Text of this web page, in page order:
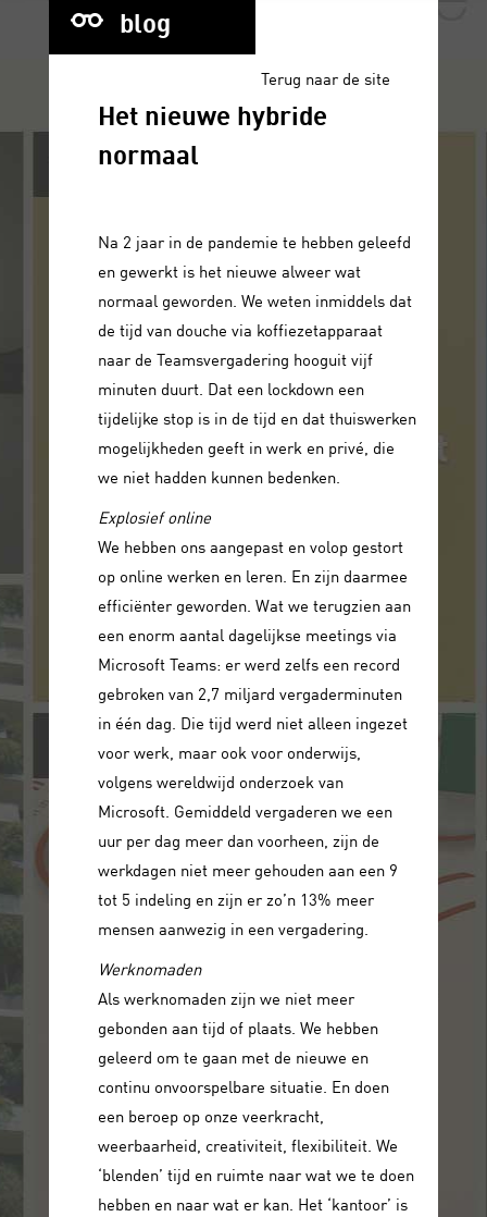
Terug naar de site
blog
Het nieuwe hybride
normaal
Na 2 jaar in de pandemie te hebben geleefd
en gewerkt is het nieuwe alweer wat
normaal geworden. We weten inmiddels dat
de tijd van douche via koffiezetapparaat
naar de Teamsvergadering hooguit vijf
minuten duurt. Dat een lockdown een
tijdelijke stop is in de tijd en dat thuiswerken
mogelijkheden geeft in werk en privé, die
we niet hadden kunnen bedenken.
Explosief online
We hebben ons aangepast en volop gestort
op online werken en leren. En zijn daarmee
efficiënter geworden. Wat we terugzien aan
een enorm aantal dagelijkse meetings via
Microsoft Teams: er werd zelfs een record
gebroken van 2,7 miljard vergaderminuten
in één dag. Die tijd werd niet alleen ingezet
voor werk, maar ook voor onderwijs,
volgens wereldwijd onderzoek van
Microsoft. Gemiddeld vergaderen we een
uur per dag meer dan voorheen, zijn de
werkdagen niet meer gehouden aan een 9
tot 5 indeling en zijn er zo’n 13% meer
mensen aanwezig in een vergadering.
Werknomaden
Als werknomaden zijn we niet meer
gebonden aan tijd of plaats. We hebben
geleerd om te gaan met de nieuwe en
continu onvoorspelbare situatie. En doen
een beroep op onze veerkracht,
weerbaarheid, creativiteit, flexibiliteit. We
‘blenden’ tijd en ruimte naar wat we te doen
hebben en naar wat er kan. Het ‘kantoor’ is